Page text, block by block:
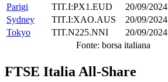
Parigi
TIT.I:PX1.EUD 20/09/2024
Sydney
TIT.I:XAO.AUS 20/09/2024
Tokyo
TIT.N225.NNI 20/09/2024
Fonte: borsa italiana
FTSE Italia All-Share